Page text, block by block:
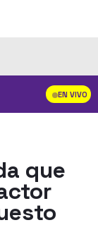
EN VIVO
que